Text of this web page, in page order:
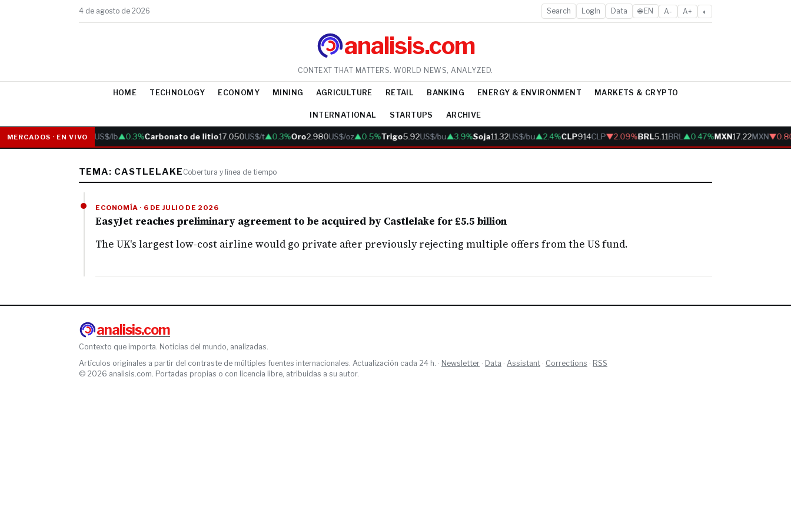
4 de agosto de 2026 Search LogIn Data 🌐 EN A- A+ ◐
analisis.com
CONTEXT THAT MATTERS. WORLD NEWS, ANALYZED.
HOME TECHNOLOGY ECONOMY MINING AGRICULTURE RETAIL BANKING ENERGY & ENVIRONMENT MARKETS & CRYPTO
INTERNATIONAL STARTUPS ARCHIVE
MERCADOS · EN VIVO
Cobre6.05 US$/lb▲0.3%Carbonato de litio17.050US$/t▲0.3%Oro2.980US$/oz▲0.5%Trigo5.92US$/bu▲3.9%Soja11.32US$/bu▲2.4%CLP914CLP▼2.09%BRL5.11BRL ▲0.47%MXN17.22MXN
TEMA: CASTLELAKE Cobertura y línea de tiempo
ECONOMÍA · 6 DE JULIO DE 2026
EasyJet reaches preliminary agreement to be acquired by Castlelake for £5.5 billion
The UK's largest low-cost airline would go private after previously rejecting multiple offers from the US fund.
analisis.com
Contexto que importa. Noticias del mundo, analizadas.
Artículos originales a partir del contraste de múltiples fuentes internacionales. Actualización cada 24 h. · Newsletter · Data · Assistant · Corrections · RSS
© 2026 analisis.com. Portadas propias o con licencia libre, atribuidas a su autor.